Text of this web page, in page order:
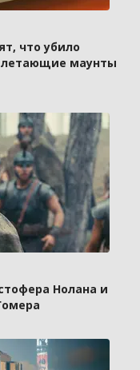
что убило
маунты
Нолана и